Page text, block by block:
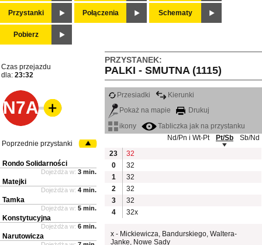
Przystanki Połączenia Schematy
Pobierz
PRZYSTANEK:
PALKI - SMUTNA (1115)
Czas przejazdu
dla: 23:32
N7A
Przesiadki
Kierunki
Pokaż na mapie
Drukuj
ikony
Tabliczka jak na przystanku
Nd/Pn i Wt-Pt
Pt/Sb
Sb/Nd
23
32
0
32
1
32
2
32
3
32
4
32x
x - Mickiewicza, Bandurskiego, Waltera-
Janke, Nowe Sady
Poprzednie przystanki
Rondo Solidarności
Dojeżdża w: 3 min.
Matejki
Dojeżdża w: 4 min.
Tamka
Dojeżdża w: 5 min.
Konstytucyjna
Dojeżdża w: 6 min.
Narutowicza